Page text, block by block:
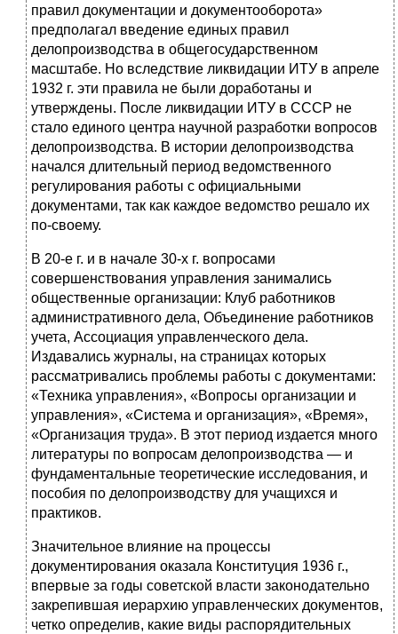
правил документации и документооборота»
предпола­гал введение единых правил
делопроизводства в общегосудар­ственном
масштабе. Но вследствие ликвидации ИТУ в апреле
1932 г. эти правила не были доработаны и
утверждены. После ликвидации ИТУ в СССР не
стало единого центра науч­ной разработки вопросов
делопроизводства. В истории делопро­изводства
начался длительный период ведомственного
регулиро­вания работы с официальными
документами, так как каждое ве­домство решало их
по-своему.
В 20-е г. и в начале 30-х г. вопросами
совершенствования управления занимались
общественные организации: Клуб работ­ников
административного дела, Объединение работников
учета, Ассоциация управленческого дела.
Издавались журналы, на стра­ницах которых
рассматривались проблемы работы с документа­ми:
«Техника управления», «Вопросы организации и
управле­ния», «Система и организация», «Время»,
«Организация труда». В этот период издается много
литературы по вопросам дело­производства — и
фундаментальные теоретические исследова­ния, и
пособия по делопроизводству для учащихся и
практиков.
Значительное влияние на процессы
документирования оказа­ла Конституция 1936 г.,
впервые за годы советской власти зако­нодательно
закрепившая иерархию управленческих документов,
четко определив, какие виды распорядительных